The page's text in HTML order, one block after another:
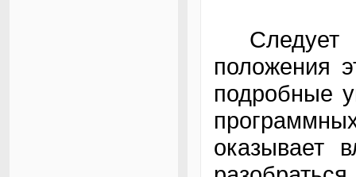
Следует
положения
подробные
оказывает